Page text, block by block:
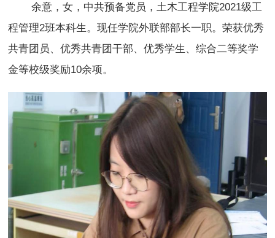
余意，女，中共预备党员，土木工程学院2021级工
程管理2班本科生。现任学院外联部部长一职。荣获优秀
共青团员、优秀共青团干部、优秀学生、综合二等奖学
金等校级奖励10余项。